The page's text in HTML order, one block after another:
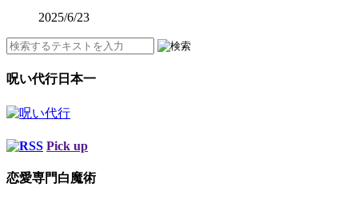
2025/6/23
呪い代行日本一
Pick up
恋愛専門白魔術